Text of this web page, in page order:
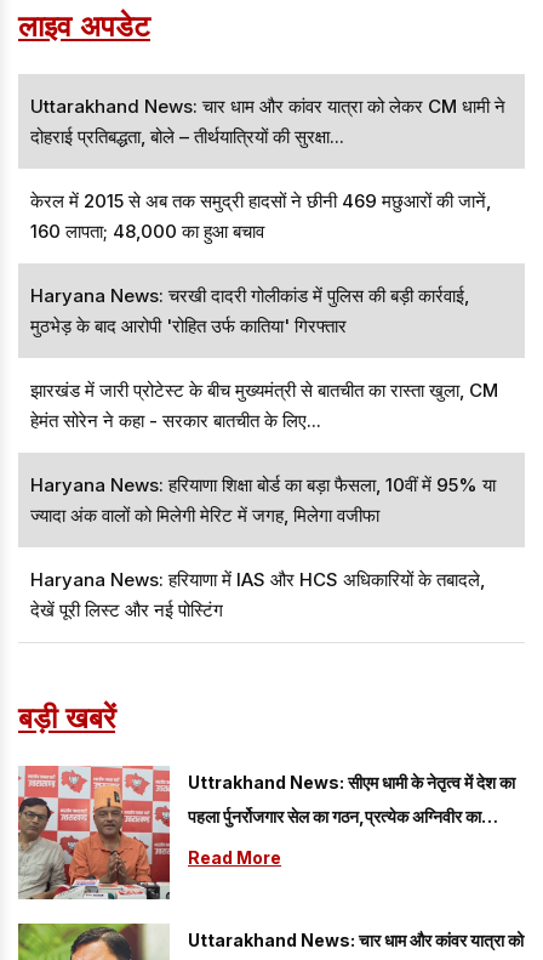
लाइव अपडेट
Uttarakhand News: चार धाम और कांवर यात्रा को लेकर CM धामी ने
दोहराई प्रतिबद्धता, बोले – तीर्थयात्रियों की सुरक्षा...
केरल में 2015 से अब तक समुद्री हादसों ने छीनी 469 मछुआरों की जानें,
160 लापता; 48,000 का हुआ बचाव
Haryana News: चरखी दादरी गोलीकांड में पुलिस की बड़ी कार्रवाई,
मुठभेड़ के बाद आरोपी 'रोहित उर्फ कातिया' गिरफ्तार
झारखंड में जारी प्रोटेस्ट के बीच मुख्यमंत्री से बातचीत का रास्ता खुला, CM
हेमंत सोरेन ने कहा - सरकार बातचीत के लिए...
Haryana News: हरियाणा शिक्षा बोर्ड का बड़ा फैसला, 10वीं में 95% या
ज्यादा अंक वालों को मिलेगी मेरिट में जगह, मिलेगा वजीफा
Haryana News: हरियाणा में IAS और HCS अधिकारियों के तबादले,
देखें पूरी लिस्ट और नई पोस्टिंग
बड़ी खबरें
Uttrakhand News: सीएम धामी के नेतृत्व में देश का
पहला र्पुनर्रोजगार सेल का गठन,प्रत्येक अग्निवीर का
रोजगार
Read More
Uttarakhand News: चार धाम और कांवर यात्रा को